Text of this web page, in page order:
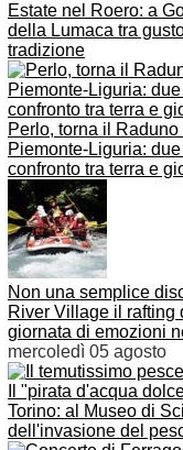
Estate nel Roero: a
della Lumaca tra
tradizione
Perlo, torna il Raduno
Piemonte-Liguria:
confronto tra terra e
Non una semplice
River Village il rafting
giornata di emozioni
mercoledì 05 agosto
Il "pirata d'acqua
Torino: al Museo di
dell'invasione del